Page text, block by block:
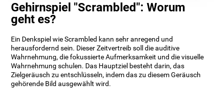
Gehirnspiel "Scrambled": Worum
geht es?
Ein Denkspiel wie Scrambled kann sehr anregend und
herausfordernd sein. Dieser Zeitvertreib soll die auditive
Wahrnehmung, die fokussierte Aufmerksamkeit und die visuelle
Wahrnehmung schulen. Das Hauptziel besteht darin, das
Zielgeräusch zu entschlüsseln, indem das zu diesem Geräusch
gehörende Bild ausgewählt wird.